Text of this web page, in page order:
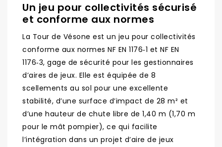
Un jeu pour collectivités sécurisé
et conforme aux normes
La Tour de Vésone est un jeu pour collectivités
conforme aux normes NF EN 1176‑1 et NF EN
1176‑3, gage de sécurité pour les gestionnaires
d’aires de jeux. Elle est équipée de 8
scellements au sol pour une excellente
stabilité, d’une surface d’impact de 28 m² et
d’une hauteur de chute libre de 1,40 m (1,70 m
pour le mât pompier), ce qui facilite
l’intégration dans un projet d’aire de jeux